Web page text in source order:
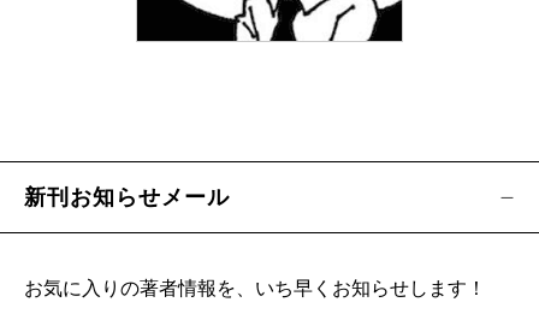
新刊お知らせメール
お気に入りの著者情報を、いち早くお知らせします！